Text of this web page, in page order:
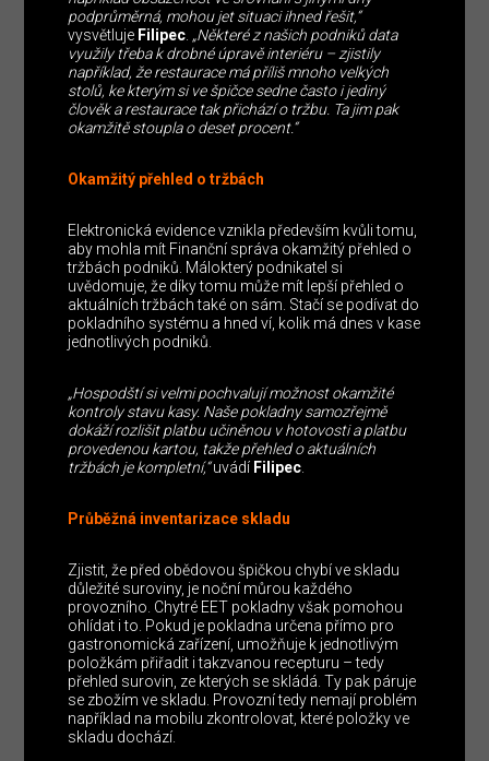
podprůměrná, mohou jet situaci ihned řešit,“
vysvětluje Filipec „Některé z našich podniků data
využily třeba k drobné úpravě interiéru – zjistily
například, že restaurace má příliš mnoho velkých
stolů, ke kterým si ve špičce sedne často i jediný
člověk a restaurace tak přichází o tržbu. Ta jim pak
okamžitě stoupla o deset procent.“
Okamžitý přehled o tržbách
Elektronická evidence vznikla především kvůli tomu,
aby mohla mít Finanční správa okamžitý přehled o
tržbách podniků. Málokterý podnikatel si
uvědomuje, že díky tomu může mít lepší přehled o
aktuálních tržbách také on sám. Stačí se podívat do
pokladního systému a hned ví, kolik má dnes v kase
jednotlivých podniků.
„Hospodští si velmi pochvalují možnost okamžité
kontroly stavu kasy. Naše pokladny samozřejmě
dokáží rozlišit platbu učiněnou v hotovosti a platbu
provedenou kartou, takže přehled o aktuálních
tržbách je kompletní,“uvádí Filipec
Průběžná inventarizace skladu
Zjistit, že před obědovou špičkou chybí ve skladu
důležité suroviny, je noční můrou každého
provozního. Chytré EET pokladny však pomohou
ohlídat i to. Pokud je pokladna určena přímo pro
gastronomická zařízení, umožňuje k jednotlivým
položkám přiřadit i takzvanou recepturu – tedy
přehled surovin, ze kterých se skládá. Ty pak páruje
se zbožím ve skladu. Provozní tedy nemají problém
například na mobilu zkontrolovat, které položky ve
skladu dochází.